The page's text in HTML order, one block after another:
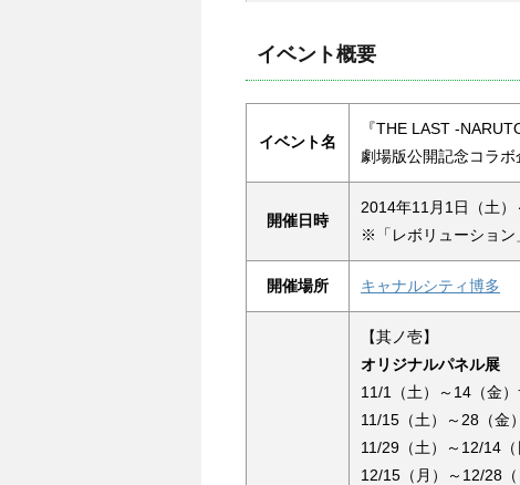
イベント概要
イベント名
『THE LAST -
劇場版公開記念コラボ
開催日時
2014年11月1日（土）
※「レボリューション
開催場所 キャナルシティ博多
【其ノ壱】
オリジナルパネル展
11/1（土）～14（金
11/15（土）～28（金
11/29（土）～12/14
12/15（月）～12/28